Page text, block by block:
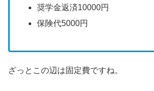
奨学金返済10000円
保険代5000円
ざっとこの辺は固定費ですね。